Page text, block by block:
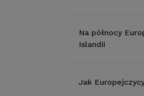
Na północy
Islandii
Jak